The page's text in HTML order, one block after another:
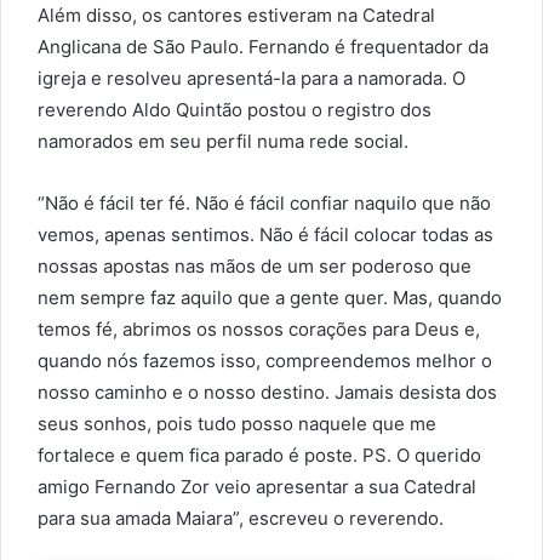
Além disso, os cantores estiveram na Catedral
Anglicana de São Paulo. Fernando é frequentador da
igreja e resolveu apresentá-la para a namorada. O
reverendo Aldo Quintão postou o registro dos
namorados em seu perfil numa rede social.
“Não é fácil ter fé. Não é fácil confiar naquilo que não
vemos, apenas sentimos. Não é fácil colocar todas as
nossas apostas nas mãos de um ser poderoso que
nem sempre faz aquilo que a gente quer. Mas, quando
temos fé, abrimos os nossos corações para Deus e,
quando nós fazemos isso, compreendemos melhor o
nosso caminho e o nosso destino. Jamais desista dos
seus sonhos, pois tudo posso naquele que me
fortalece e quem fica parado é poste. PS. O querido
amigo Fernando Zor veio apresentar a sua Catedral
para sua amada Maiara”, escreveu o reverendo.